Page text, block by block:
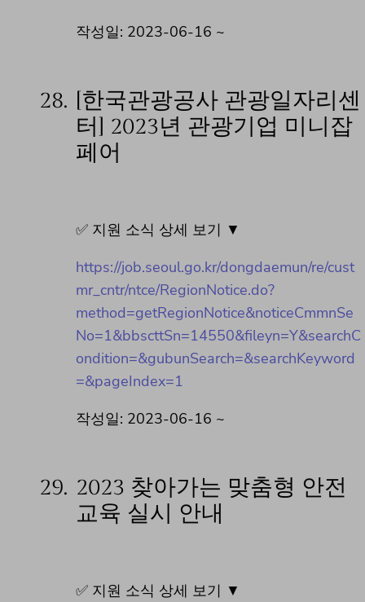
작성일: 2023-06-16 ~
28.
[한국관광공사 관광일자리센
터] 2023년 관광기업 미니잡
페어
✅ 지원 소식 상세 보기 ▼
https://job.seoul.go.kr/dongdaemun/re/cust
mr_cntr/ntce/RegionNotice.do?
method=getRegionNotice&noticeCmmnSe
No=1&bbscttSn=14550&fileyn=Y&searchC
ondition=&gubunSearch=&searchKeyword
=&pageIndex=1
작성일: 2023-06-16 ~
29. 2023 찾아가는 맞춤형 안전
교육 실시 안내
✅ 지원 소식 상세 보기 ▼